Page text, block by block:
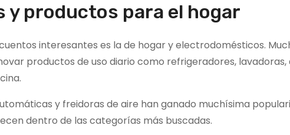
y productos para el hogar
interesantes es la de hogar y electrodomésticos.
productos de uso diario como refrigeradores, lavadoras,
y freidoras de aire han ganado muchísima
dentro de las categorías más buscadas.